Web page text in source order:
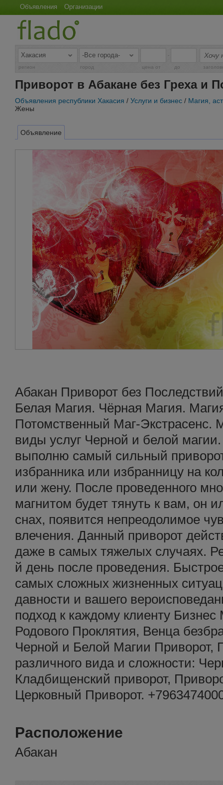
Объявления Организации
-
регион город цена от до
Приворот в Абакане без Греха и
Объявления республики Хакасия / Услуги и бизнес / Магия,
Жены
Объявление
Абакан Приворот без
Белая Магия. Чёрная Магия.
Потомственный Маг-Экстрасенс.
виды услуг Черной и белой
выполню самый сильный
избранника или избранницу на
или жену. После проведенного
магнитом будет тянуть к вам, он
снах, появится непреодолимое
влечения. Данный приворот
даже в самых тяжелых случаях.
й день после проведения.
самых сложных жизненных
давности и вашего
подход к каждому клиенту
Родового Проклятия, Венца
Черной и Белой Магии Приворот,
различного вида и сложности:
Кладбищенский приворот,
Церковный Приворот.
Расположение
Абакан